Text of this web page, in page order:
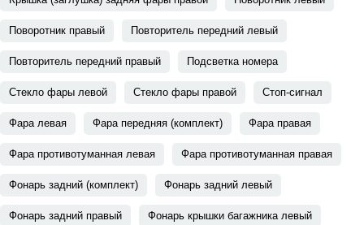
Поворотник правый Повторитель передний левый
Повторитель передний правый Подсветка номера
Стекло фары левой Стекло фары правой Стоп-сигнал
Фара левая Фара передняя (комплект) Фара правая
Фара противотуманная левая Фара противотуманная правая
Фонарь задний (комплект) Фонарь задний левый
Фонарь задний правый Фонарь крышки багажника левый